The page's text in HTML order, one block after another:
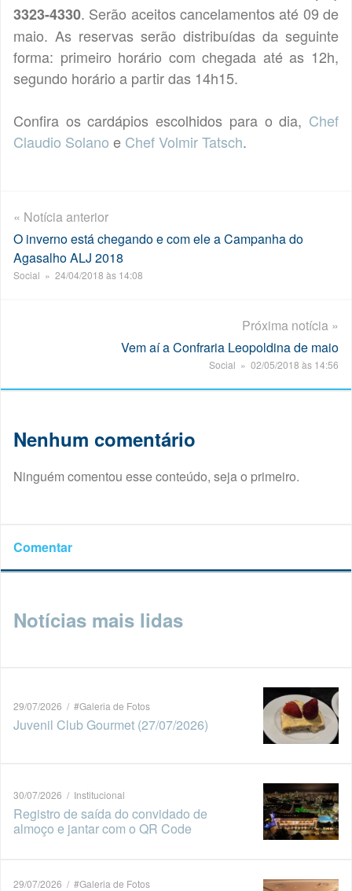
3323-4330. Serão aceitos cancelamentos até 09 de
maio. As reservas serão distribuídas da seguinte
forma: primeiro horário com chegada até as 12h,
segundo horário a partir das 14h15.
Confira os cardápios escolhidos para o dia, Chef
Claudio Solano e Chef Volmir Tatsch.
« Notícia anterior
O inverno está chegando e com ele a Campanha do
Agasalho ALJ 2018
Social » 24/04/2018 às 14:08
Próxima notícia »
Vem aí a Confraria Leopoldina de maio
Social » 02/05/2018 às 14:56
Nenhum comentário
Ninguém comentou esse conteúdo, seja o primeiro.
Comentar
Notícias mais lidas
29/07/2026 / #Galeria de Fotos
Juvenil Club Gourmet (27/07/2026)
30/07/2026 / Institucional
Registro de saída do convidado de
almoço e jantar com o QR Code
29/07/2026 / #Galeria de Fotos